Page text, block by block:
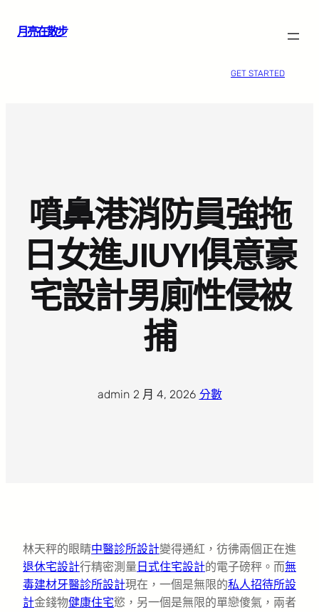
月亮在散步
GET STARTED
噴鼻港消防員強拖
日女進JIUYI俱意豪
宅設計男廁性侵被
捕
admin· 2 月 4, 2026· 分數
林天秤的眼睛中醫診所設計變得通紅，彷彿兩個正在進
退休宅設計行精密測量 日式住宅設計的電子磅秤。而無
毒建材牙醫診所設計現在，一個是無限的私人招待所設
計金錢物健康住宅慾，另一個是無限的單戀傻氣，兩者